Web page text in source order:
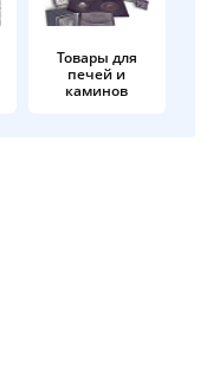
Товары для
печей и
каминов